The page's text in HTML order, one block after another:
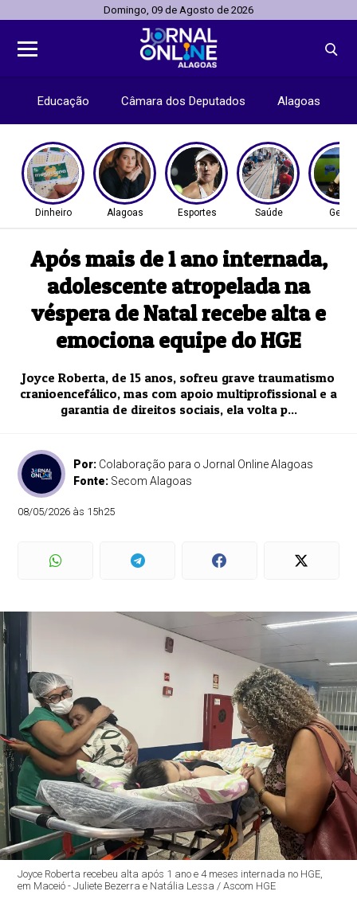
Domingo, 09 de Agosto de 2026
Educação Câmara dos Deputados Alagoas
Dinheiro Alagoas Esportes Saúde Geral
Após mais de 1 ano internada,
adolescente atropelada na
véspera de Natal recebe alta e
emociona equipe do HGE
Joyce Roberta, de 15 anos, sofreu grave traumatismo
cranioencefálico, mas com apoio multiprofissional e a
garantia de direitos sociais, ela volta p...
Por: Colaboração para o Jornal Online Alagoas
Fonte: Secom Alagoas
08/05/2026 às 15h25
Joyce Roberta recebeu alta após 1 ano e 4 meses internada no HGE,
em Maceió - Juliete Bezerra e Natália Lessa / Ascom HGE